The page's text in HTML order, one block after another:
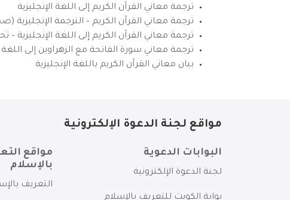
ترجمة معاني القرآن الكريم إلى اللغة الإنجليزية
ترجمة معاني القرآن الكريم – الترجمة الإنجليزية
ترجمة معاني القرآن الكريم إلى اللغة
ترجمة معاني سورة الفاتحة مع الزهراوين إلى اللغة
بيان معاني القرآن الكريم باللغة الإنجليزية
مواقع لجنة الدعوة الإلكترونية
البوابات الدعوية
لجنة الدعوة الإلكترونية
بوابة الكويت للتعريف بالإسلام
مواقع
بالإسلام
التعريف